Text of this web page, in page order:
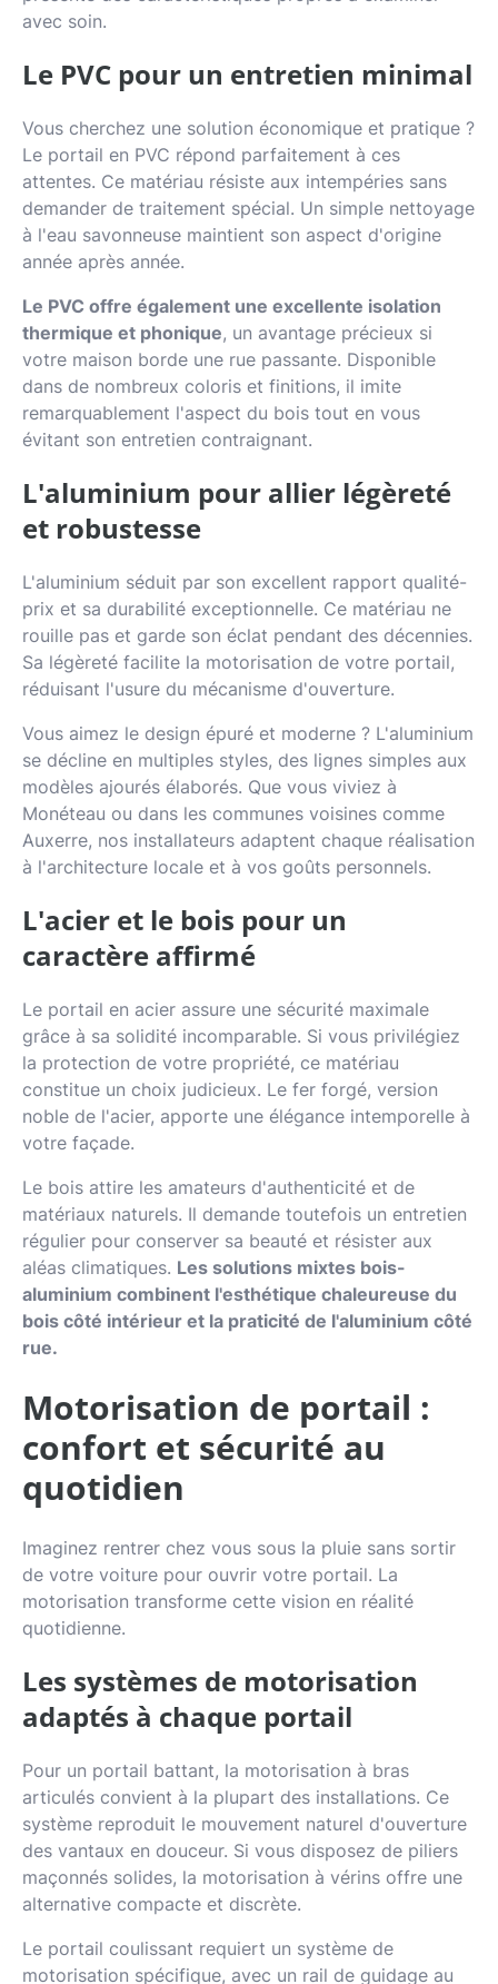
avec soin.
Le PVC pour un entretien minimal
Vous cherchez une solution économique et pratique ?
Le portail en PVC répond parfaitement à ces
attentes. Ce matériau résiste aux intempéries sans
demander de traitement spécial. Un simple nettoyage
à l'eau savonneuse maintient son aspect d'origine
année après année.
Le PVC offre également une excellente isolation
thermique et phonique, un avantage précieux si
votre maison borde une rue passante. Disponible
dans de nombreux coloris et finitions, il imite
remarquablement l'aspect du bois tout en vous
évitant son entretien contraignant.
L'aluminium pour allier légèreté
et robustesse
L'aluminium séduit par son excellent rapport qualité-
prix et sa durabilité exceptionnelle. Ce matériau ne
rouille pas et garde son éclat pendant des décennies.
Sa légèreté facilite la motorisation de votre portail,
réduisant l'usure du mécanisme d'ouverture.
Vous aimez le design épuré et moderne ? L'aluminium
se décline en multiples styles, des lignes simples aux
modèles ajourés élaborés. Que vous viviez à
Monéteau ou dans les communes voisines comme
Auxerre, nos installateurs adaptent chaque réalisation
à l'architecture locale et à vos goûts personnels.
L'acier et le bois pour un
caractère affirmé
Le portail en acier assure une sécurité maximale
grâce à sa solidité incomparable. Si vous privilégiez
la protection de votre propriété, ce matériau
constitue un choix judicieux. Le fer forgé, version
noble de l'acier, apporte une élégance intemporelle à
votre façade.
Le bois attire les amateurs d'authenticité et de
matériaux naturels. Il demande toutefois un entretien
régulier pour conserver sa beauté et résister aux
aléas climatiques. Les solutions mixtes bois-
aluminium combinent l'esthétique chaleureuse du
bois côté intérieur et la praticité de l'aluminium côté
rue.
Motorisation de portail :
confort et sécurité au
quotidien
Imaginez rentrer chez vous sous la pluie sans sortir
de votre voiture pour ouvrir votre portail. La
motorisation transforme cette vision en réalité
quotidienne.
Les systèmes de motorisation
adaptés à chaque portail
Pour un portail battant, la motorisation à bras
articulés convient à la plupart des installations. Ce
système reproduit le mouvement naturel d'ouverture
des vantaux en douceur. Si vous disposez de piliers
maçonnés solides, la motorisation à vérins offre une
alternative compacte et discrète.
Le portail coulissant requiert un système de
motorisation spécifique, avec un rail de guidage au